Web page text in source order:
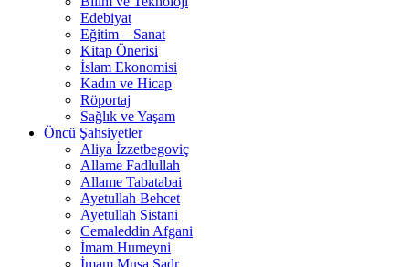
Edebiyat
Eğitim – Sanat
Kitap Önerisi
İslam Ekonomisi
Kadın ve Hicap
Röportaj
Sağlık ve Yaşam
Öncü Şahsiyetler
Aliya İzzetbegoviç
Allame Fadlullah
Allame Tabatabai
Ayetullah Behcet
Ayetullah Sistani
Cemaleddin Afgani
İmam Humeyni
İmam Musa Sadr